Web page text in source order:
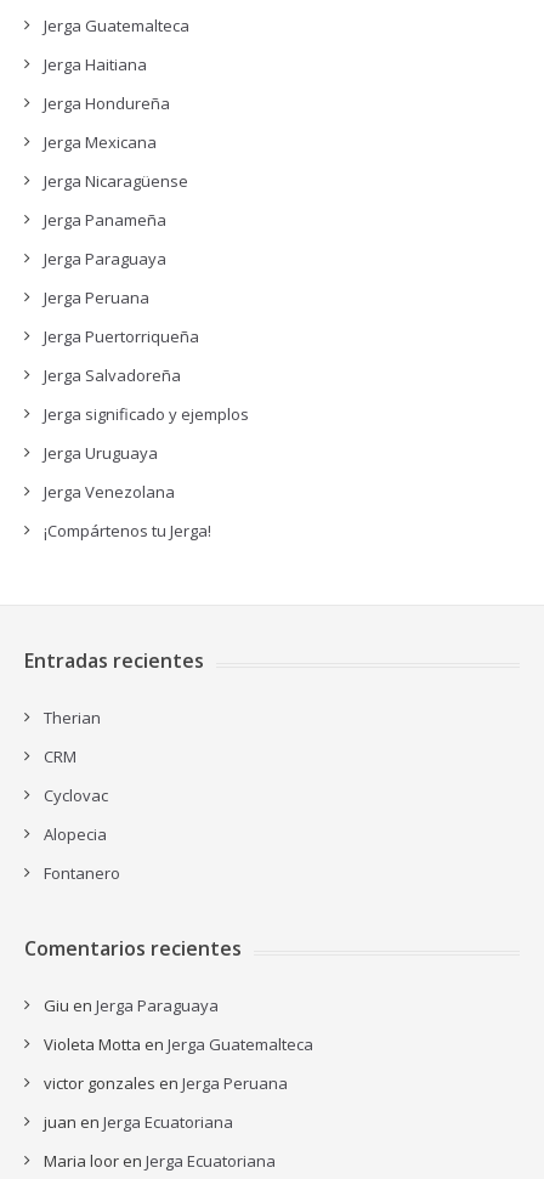
Jerga Guatemalteca
Jerga Haitiana
Jerga Hondureña
Jerga Mexicana
Jerga Nicaragüense
Jerga Panameña
Jerga Paraguaya
Jerga Peruana
Jerga Puertorriqueña
Jerga Salvadoreña
Jerga significado y ejemplos
Jerga Uruguaya
Jerga Venezolana
¡Compártenos tu Jerga!
Entradas recientes
Therian
CRM
Cyclovac
Alopecia
Fontanero
Comentarios recientes
Giu en Jerga Paraguaya
Violeta Motta en Jerga Guatemalteca
victor gonzales en Jerga Peruana
juan en Jerga Ecuatoriana
Maria loor en Jerga Ecuatoriana